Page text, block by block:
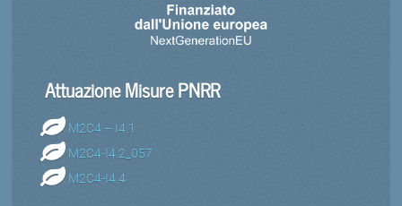
Attuazione Misure PNRR
M2C4 – I4.1
M2C4-I4.2_057
M2C4-I4.4